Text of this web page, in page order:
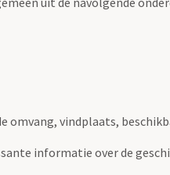
omvang, vindplaats,
informatie over de